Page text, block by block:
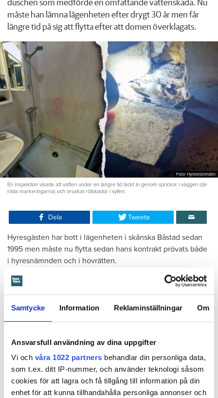
Samtycke Information Reklaminställningar Om
Ansvarsfull användning av dina uppgifter
Vi och våra 1022 partners behandlar din personliga data,
som t.ex. ditt IP-nummer, och använder teknologi såsom
cookies för att lagra och få tillgång till information på din
enhet för att kunna tillhandahålla personliga annonser och
duschen som medförde en omfattande vattenskada. Nu
måste han lämna lägenheten efter drygt 30 år men får
längre tid på sig att flytta efter att domen överklagats.
Foto: Hyresnämnden
En inspektion visade att vatten under en längre tid läckt in genom sprickor i väggen (de
röda markeringarna) och orsakat rötskador i syllen.
Dela Tweeta
Hyresgästen har bott i lägenheten i skånska Båstad sedan
1995 men måste nu flytta sedan hans kontrakt prövats både
i hyresnämnden och i hovrätten.
Skada upptäcktes av hantverkare
Det var när hyresvärdens hantverkare skulle byta ett
detta lät värden ett företag göra en besiktning av
svetsskarven under en längre tid och orsakat omfattande
vattenskador.
Därför sade den privata hyresvärden upp hyreskontraktet